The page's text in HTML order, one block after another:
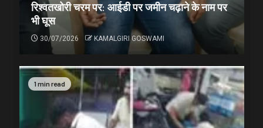
रिश्वतखोरी चरम पर: आईडी पर जमीन चढ़ाने के नाम पर
भी घूस
30/07/2026 KAMALGIRI GOSWAMI
1 min read